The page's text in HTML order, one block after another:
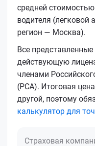
средней
водителя (легковой
регион — Москва).
Все
действующую
членами
(РСА). Итоговая
другой, поэтому
калькулятор для
Страховая